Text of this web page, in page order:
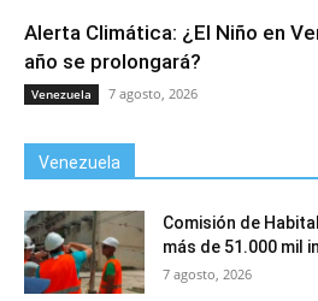
Alerta Climática: ¿El Niño en
año se prolongará?
Venezuela 7 agosto, 2026
Venezuela
Comisión de
más de 51.000 mil
7 agosto, 2026